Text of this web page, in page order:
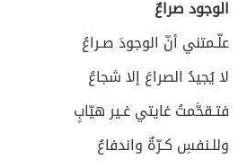
الوجود صراعٌ
علّـمتني أنّ الوجودَ صـراعُ
لا يُجيدُ الصراعَ إلا شجاعُ
فتـقحَّمتُ غايتي غـير هيّابٍ
وللـنفسِ كـرّةٌ واندفاعُ